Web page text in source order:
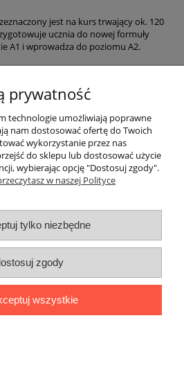
jest na kurs trwający ok. 120
ucznia do nowej formuły
A1 i wprowadza do poziomu A2.
MEN: 587/1/2012
O nas
i dostawa
Moje konto
Księgarnia Językowa 2025
102 lok. 45, 91-042 Łódź |
prywatność
technologie umożliwiają poprawne
nam dostosować ofertę do Twoich
wykorzystanie przez nas
do sklepu lub dostosować użycie
wybierając opcję "Dostosuj zgody".
w naszej Polityce
tylko niezbędne
zgody
wszystkie